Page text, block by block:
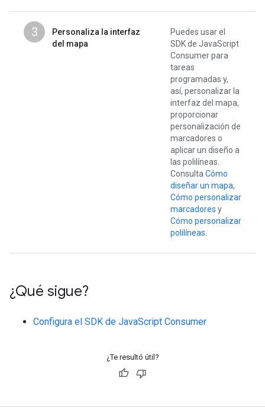
3
Personaliza la interfaz
del mapa
Puedes usar el
SDK de JavaScript
Consumer para
tareas
programadas y,
así, personalizar la
interfaz del mapa,
proporcionar
personalización de
marcadores o
aplicar un diseño a
las polilíneas.
Consulta Cómo
diseñar un mapa,
Cómo personalizar
marcadores y
Cómo personalizar
polilíneas
¿Qué sigue?
Configura el SDK de JavaScript Consumer
¿Te resultó útil?